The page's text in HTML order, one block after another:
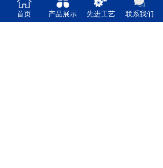
地址：陕西省神木市锦界工业园区
电话：0912-8499032 13720685318
首页 产品展示 先进工艺 联系我们